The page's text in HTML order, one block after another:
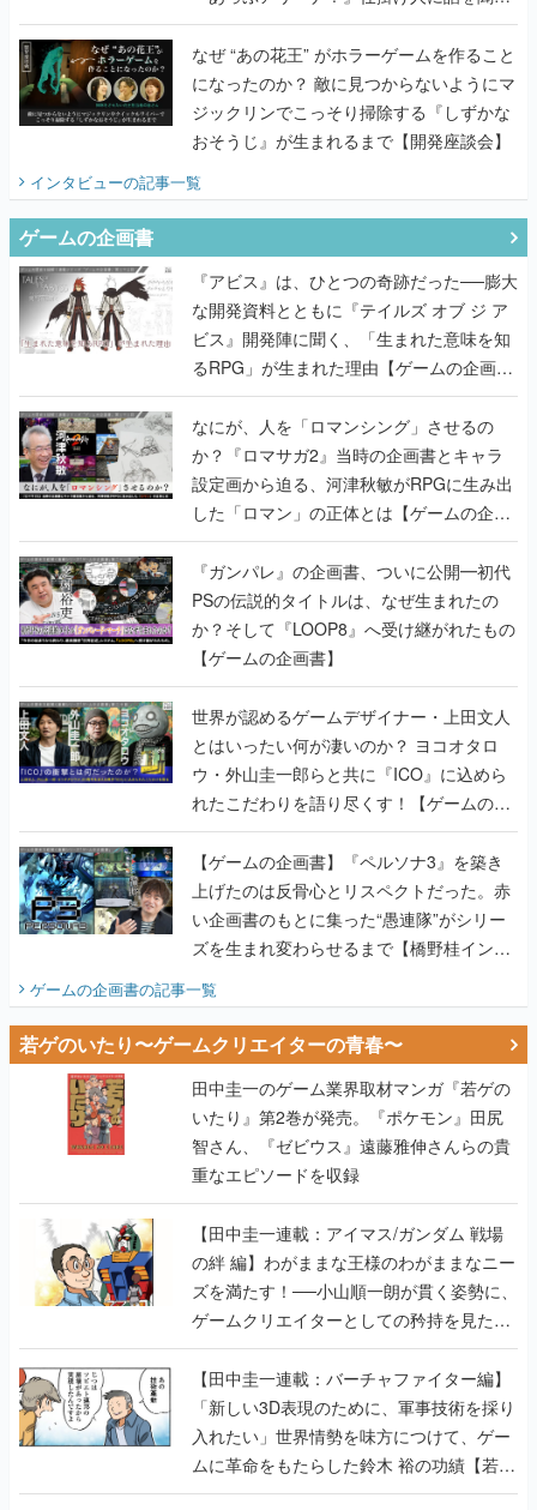
てみた
なぜ “あの花王” がホラーゲームを作ること
になったのか？ 敵に見つからないようにマ
ジックリンでこっそり掃除する『しずかな
おそうじ』が生まれるまで【開発座談会】
インタビューの記事一覧
ゲームの企画書
『アビス』は、ひとつの奇跡だった──膨大
な開発資料とともに『テイルズ オブ ジ ア
ビス』開発陣に聞く、「生まれた意味を知
るRPG」が生まれた理由【ゲームの企画
書】
なにが、人を「ロマンシング」させるの
か？『ロマサガ2』当時の企画書とキャラ
設定画から迫る、河津秋敏がRPGに生み出
した「ロマン」の正体とは【ゲームの企画
書】
『ガンパレ』の企画書、ついに公開━初代
PSの伝説的タイトルは、なぜ生まれたの
か？そして『LOOP8』へ受け継がれたもの
【ゲームの企画書】
世界が認めるゲームデザイナー・上田文人
とはいったい何が凄いのか？ ヨコオタロ
ウ・外山圭一郎らと共に『ICO』に込めら
れたこだわりを語り尽くす！【ゲームの企
画書】
【ゲームの企画書】『ペルソナ3』を築き
上げたのは反骨心とリスペクトだった。赤
い企画書のもとに集った“愚連隊”がシリー
ズを生まれ変わらせるまで【橋野桂インタ
ビュー】
ゲームの企画書の記事一覧
若ゲのいたり〜ゲームクリエイターの青春〜
田中圭一のゲーム業界取材マンガ『若ゲの
いたり』第2巻が発売。『ポケモン』田尻
智さん、『ゼビウス』遠藤雅伸さんらの貴
重なエピソードを収録
【田中圭一連載：アイマス/ガンダム 戦場
の絆 編】わがままな王様のわがままなニー
ズを満たす！──小山順一朗が貫く姿勢に、
ゲームクリエイターとしての矜持を見た
【若ゲのいたり最終回】
【田中圭一連載：バーチャファイター編】
「新しい3D表現のために、軍事技術を採り
入れたい」世界情勢を味方につけて、ゲー
ムに革命をもたらした鈴木 裕の功績【若ゲ
のいたり】